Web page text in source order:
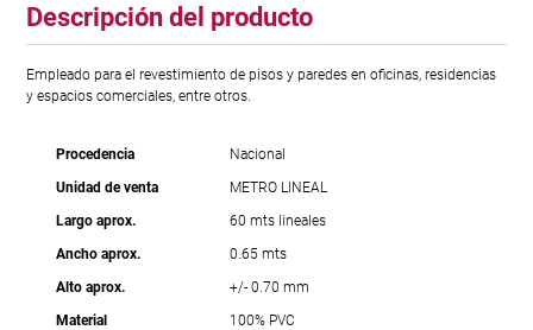
Descripción del producto
Empleado para el revestimiento de pisos y paredes en oficinas, residencias
y espacios comerciales, entre otros.
Procedencia
Nacional
Unidad de venta
METRO LINEAL
Largo aprox.
60 mts lineales
Ancho aprox.
0.65 mts
Alto aprox.
+/- 0.70 mm
Material
100% PVC